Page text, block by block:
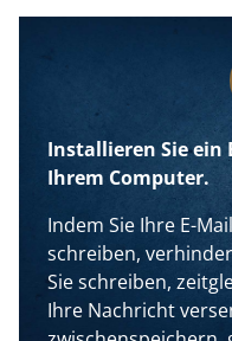
Installieren Sie ein
Ihrem Computer.
Indem Sie Ihre E-
schreiben,
Sie schreiben,
Ihre Nachricht